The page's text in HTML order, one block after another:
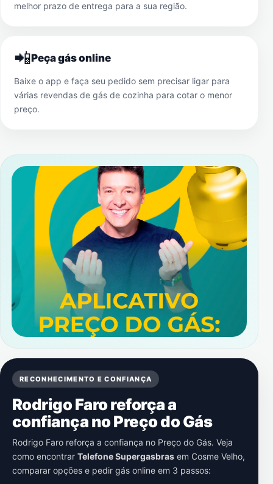
melhor prazo de entrega para a sua região.
📲Peça gás online
Baixe o app e faça seu pedido sem precisar ligar para
várias revendas de gás de cozinha para cotar o menor
preço.
RECONHECIMENTO E CONFIANÇA
Rodrigo Faro reforça a
confiança no Preço do Gás
Rodrigo Faro reforça a confiança no Preço do Gás. Veja
como encontrar Telefone Supergasbras em Cosme Velho,
comparar opções e pedir gás online em 3 passos: